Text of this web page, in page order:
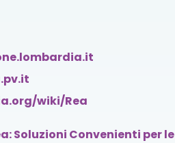
wiki/Rea
Soluzioni Convenienti per le